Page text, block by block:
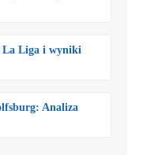
La Liga i wyniki
Analiza